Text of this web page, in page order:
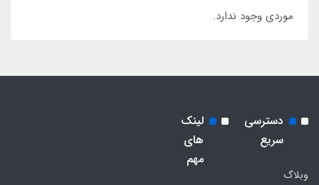
موردی وجود ندارد.
دسترسی
سریع
وبلاگ
لینک
های
مهم